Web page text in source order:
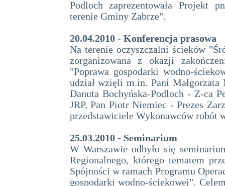
Podloch zaprezentowała Projekt
terenie Gminy Zabrze".
20.04.2010 - Konferencja prasowa
Na terenie oczyszczalni ścieków
zorganizowana z okazji
"Poprawa gospodarki wodno-
udział wzięli m.in. Pani
Danuta Bochyńska-Podloch - Z-ca
JRP, Pan Piotr Niemiec - Prezes
przedstawiciele Wykonawców robót
25.03.2010 - Seminarium
W Warszawie odbyło się
Regionalnego, którego tematem
Spójności w ramach Programu
gospodarki wodno-ściekowej".